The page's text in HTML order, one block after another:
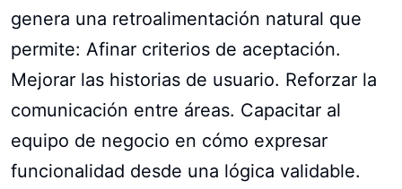
genera una retroalimentación natural que
permite: Afinar criterios de aceptación.
Mejorar las historias de usuario. Reforzar la
comunicación entre áreas. Capacitar al
equipo de negocio en cómo expresar
funcionalidad desde una lógica validable.